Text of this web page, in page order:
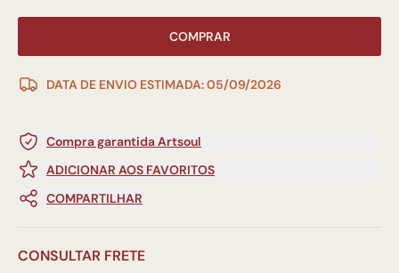
COMPRAR
DATA DE ENVIO ESTIMADA: 05/09/2026
Compra garantida Artsoul
ADICIONAR AOS FAVORITOS
COMPARTILHAR
CONSULTAR FRETE